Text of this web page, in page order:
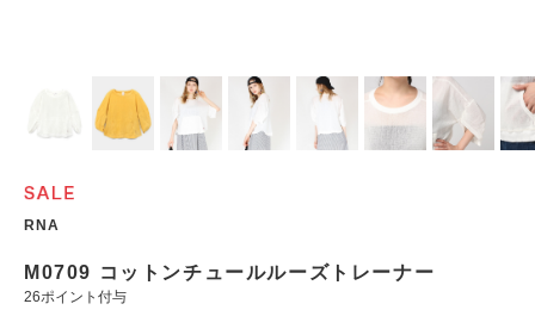
RNA
M0709 コットンチュールルーズトレーナー
26ポイント付与